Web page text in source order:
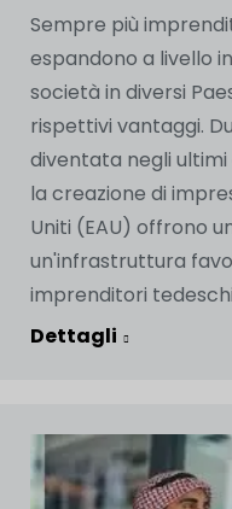
Sempre più
espandono a livello
società in diversi
rispettivi vantaggi.
diventata negli
la creazione di
Uniti (EAU) offrono
un'infrastruttura
imprenditori
Dettagli